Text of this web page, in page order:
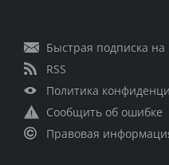
Быстрая подписка на
RSS
Политика
Сообщить об ошибке
Правовая